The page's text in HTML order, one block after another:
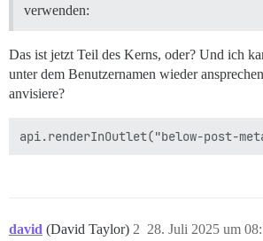
verwenden:
Das ist jetzt Teil des Kerns, oder? Und ich
unter dem Benutzernamen wieder
anvisiere?
david (David Taylor) 28. Juli 2025 um
2